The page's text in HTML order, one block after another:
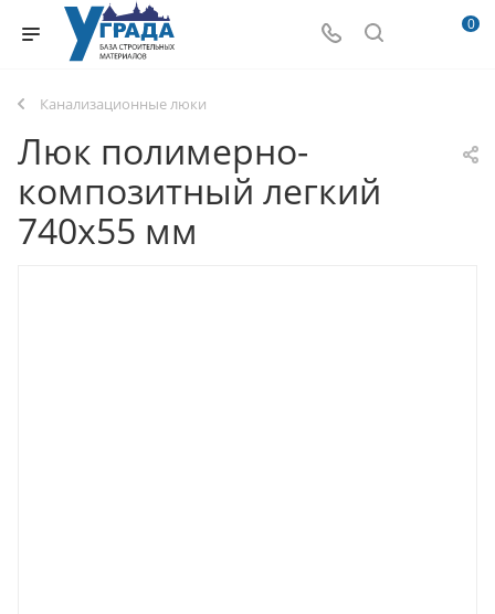
0
Канализационные люки
Люк полимерно-
композитный легкий
740х55 мм